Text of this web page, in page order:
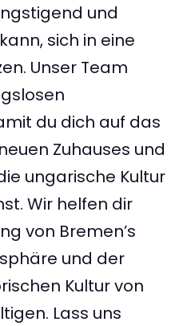
und
sich in eine
Unser Team
du dich auf das
Zuhauses und
ungarische Kultur
Wir helfen dir
von Bremen’s
und der
Kultur von
Lass uns